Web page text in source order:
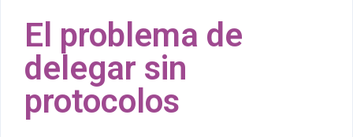
El problema de
delegar sin
protocolos